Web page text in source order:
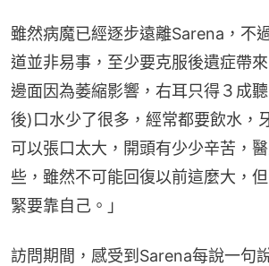
雖然病魔已經逐步遠離Sarena，不
道並非易事，至少要克服後遺症帶
邊面因為萎縮影響，右耳只得３成
後)口水少了很多，經常都要飲水，
可以張口太大，開頭有少少辛苦，
些，雖然不可能回復以前這麼大，
緊要靠自己。」
訪問期間，感受到Sarena每說一句